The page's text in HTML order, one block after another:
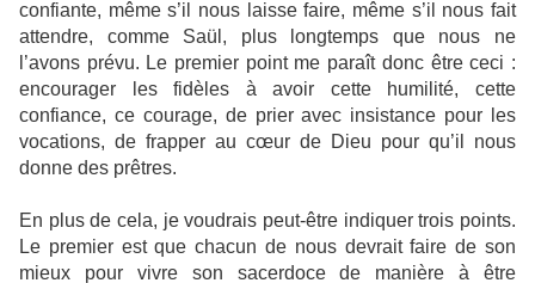
confiante, même s’il nous laisse faire, même s’il nous fait
attendre, comme Saül, plus longtemps que nous ne
l’avons prévu. Le premier point me paraît donc être ceci :
encourager les fidèles à avoir cette humilité, cette
confiance, ce courage, de prier avec insistance pour les
vocations, de frapper au cœur de Dieu pour qu’il nous
donne des prêtres.
En plus de cela, je voudrais peut-être indiquer trois points.
Le premier est que chacun de nous devrait faire de son
mieux pour vivre son sacerdoce de manière à être